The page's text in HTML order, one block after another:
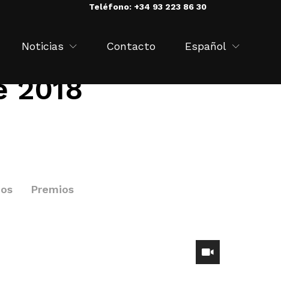
Teléfono: +34 93 223 86 30
Noticias Contacto Español
2018
Premios